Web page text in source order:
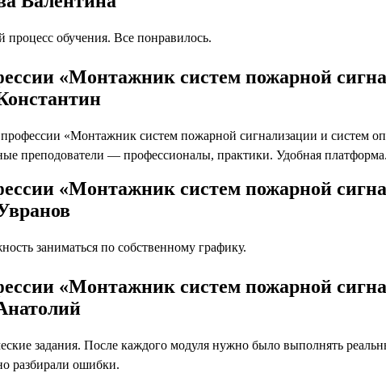
процесс обучения. Все понравилось.
«Монтажник систем пожарной
профессии «Монтажник систем пожарной сигнализации и
преподователи — профессионалы, практики. Удобная
«Монтажник систем пожарной
заниматься по собственному графику.
«Монтажник систем пожарной
задания. После каждого модуля нужно было выполнять
разбирали ошибки.